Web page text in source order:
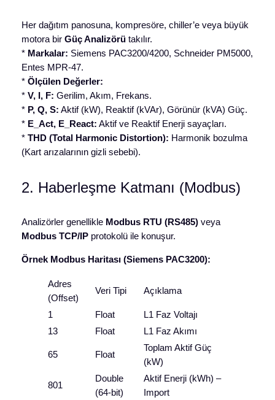
Her dağıtım panosuna, kompresöre, chiller’e veya büyük
motora bir Güç Analizörütakılır.
* Markalar: Siemens PAC3200/4200, Schneider PM5000,
Entes MPR-47.
* Ölçülen Değerler:
* V, I, F: Gerilim, Akım, Frekans.
* P, Q, S: Aktif (kW), Reaktif (kVAr), Görünür (kVA) Güç.
* E_Act, E_React: Aktif ve Reaktif Enerji sayaçları.
* THD (Total Harmonic Distortion): Harmonik bozulma
(Kart arızalarının gizli sebebi).
2. Haberleşme Katmanı (Modbus)
Analizörler genellikle Modbus RTU (RS485)veya
Modbus TCP/IPprotokolü ile konuşur.
Örnek Modbus Haritası (Siemens PAC3200):
Adres
(Offset)
Veri Tipi Açıklama
1 Float
L1 Faz Voltajı
13
Float L1 Faz Akımı
65 Float
Toplam Aktif Güç
(kW)
801
Double
(64-bit)
Aktif Enerji (kWh) –
Import